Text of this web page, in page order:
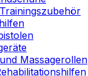
Massagerollen